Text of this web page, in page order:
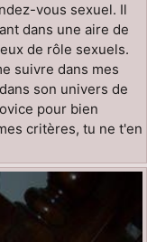
vous sexuel. Il
dans une aire de
de rôle sexuels.
suivre dans mes
son univers de
pour bien
critères, tu ne t'en